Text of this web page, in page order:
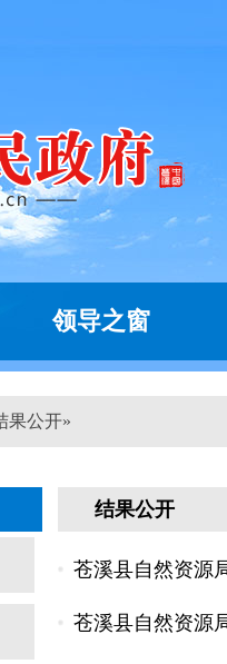
领导之窗
果公开»
结果公开
苍溪县自然资源
苍溪县自然资源